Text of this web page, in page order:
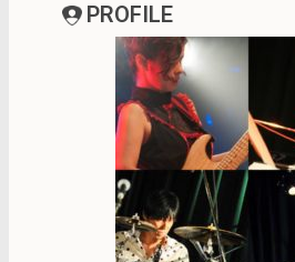
PROFILE